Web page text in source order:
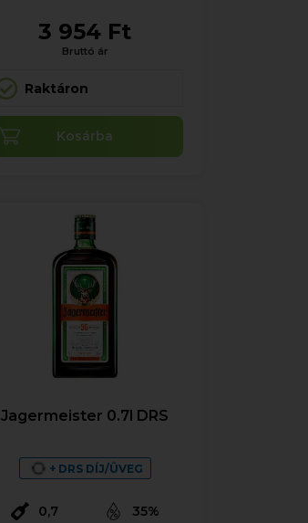
3 954 Ft
Bruttó ár
Raktáron
Kosárba
Jagermeister 0.7l DRS
+ DRS DÍJ/ÜVEG
0,7 35%